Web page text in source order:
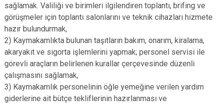
sağlamak. Valiliği ve birimleri ilgilendiren toplantı, brifing ve
görüşmeler için toplantı salonlarını ve teknik cihazları hizmete
hazır bulundurmak,
2) Kaymakamlıkta bulunan taşıtların bakım, onarım, kiralama,
akaryakıt ve sigorta işlemlerini yapmak; personel servisi ile
görevli araçların belirlenen kurallar çerçevesinde düzenli
çalışmasını sağlamak,
3) Kaymakamlık personelinin öğle yemeğine verilen yardım
giderlerine ait bütçe tekliflerinin hazırlanması ve